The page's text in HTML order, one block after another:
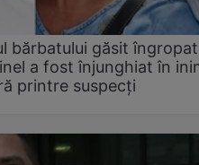
bărbatului găsit
a fost înjunghiat în
printre suspecți